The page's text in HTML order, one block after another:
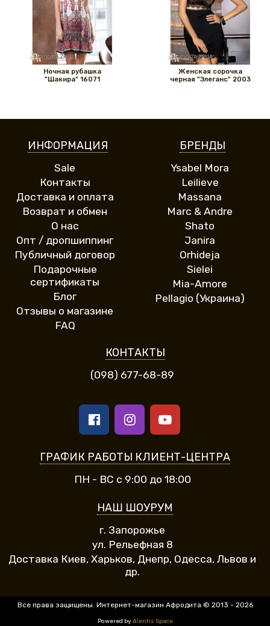
Ночная рубашка
"Шакира" 16071
Женская сорочка
черная "Элеганс" 2003
ИНФОРМАЦИЯ
Sale
Контакты
Доставка и оплата
Возврат и обмен
О нас
Опт / дропшиппинг
Публичный договор
Подарочные
сертификаты
Блог
Отзывы о магазине
FAQ
БРЕНДЫ
Ysabel Mora
Leilieve
Massana
Marc & Andre
Shato
Janira
Orhideja
Sielei
Mia-Amore
Pellagio (Украина)
КОНТАКТЫ
(098) 677-68-89
ГРАФИК РАБОТЫ КЛИЕНТ-ЦЕНТРА
ПН - ВС с 9:00 до 18:00
НАШ ШОУРУМ
г. Запорожье
ул. Рельефная 8
Доставка Киев, Харьков, Днепр, Одесса, Львов и
др.
Все права защищены. Интернет-магазин Афродита © 2013 - 2026
Powered byAlentis Space